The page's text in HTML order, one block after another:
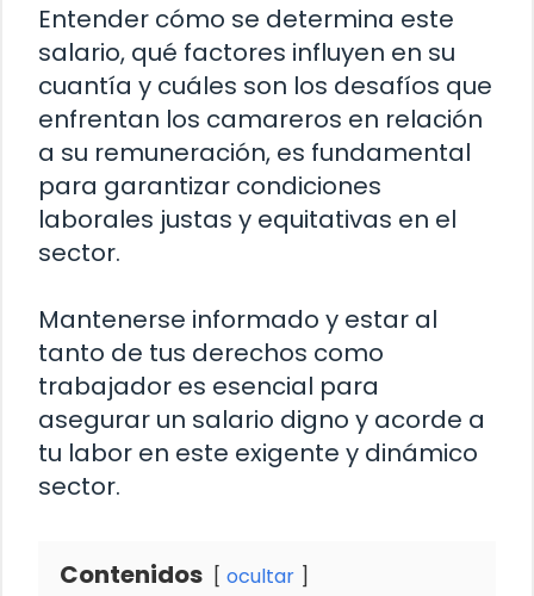
Entender cómo se determina este
salario, qué factores influyen en su
cuantía y cuáles son los desafíos que
enfrentan los camareros en relación
a su remuneración, es fundamental
para garantizar condiciones
laborales justas y equitativas en el
sector.
Mantenerse informado y estar al
tanto de tus derechos como
trabajador es esencial para
asegurar un salario digno y acorde a
tu labor en este exigente y dinámico
sector.
Contenidos ocultar